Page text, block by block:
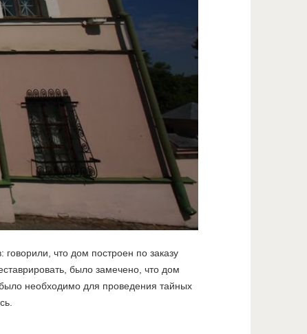
что дом построен по заказу
было замечено, что дом
необходимо для проведения тайных